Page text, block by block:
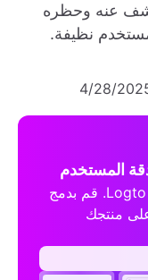
عنه وحظره
نظيفة.
4/28/
المستخدم
أطلق تطبيقات آمنة بشكل أسرع مع Logto. قم بدمج
منتجك